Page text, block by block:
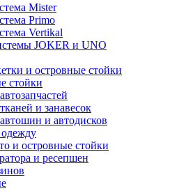
Mister
Primo
Vertikal
JOKER и UNO
и островные стойки
стойки
и занавесок
и автодисков
и островные стойки
и ресепшен